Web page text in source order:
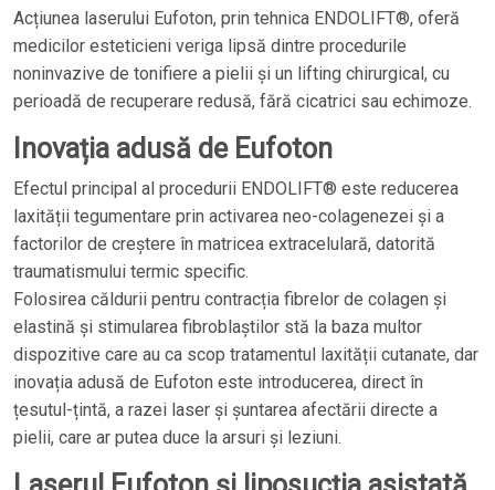
Acțiunea laserului Eufoton, prin tehnica ENDOLIFT®, oferă
medicilor esteticieni veriga lipsă dintre procedurile
noninvazive de tonifiere a pielii și un lifting chirurgical, cu
perioadă de recuperare redusă, fără cicatrici sau echimoze.
Inovația adusă de Eufoton
Efectul principal al procedurii ENDOLIFT® este reducerea
laxității tegumentare prin activarea neo-colagenezei și a
factorilor de creștere în matricea extracelulară, datorită
traumatismului termic specific.
Folosirea căldurii pentru contracția fibrelor de colagen și
elastină și stimularea fibroblaștilor stă la baza multor
dispozitive care au ca scop tratamentul laxității cutanate, dar
inovația adusă de Eufoton este introducerea, direct în
țesutul-țintă, a razei laser și șuntarea afectării directe a
pielii, care ar putea duce la arsuri și leziuni.